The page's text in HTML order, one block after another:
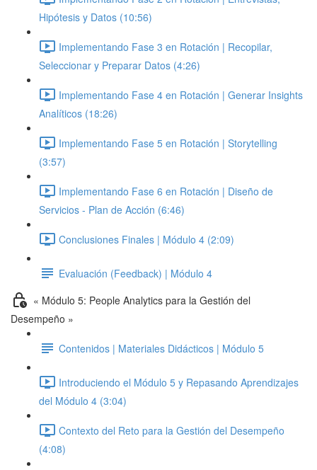
Hipótesis y Datos (10:56)
Implementando Fase 3 en Rotación | Recopilar,
Seleccionar y Preparar Datos (4:26)
Implementando Fase 4 en Rotación | Generar Insights
Analíticos (18:26)
Implementando Fase 5 en Rotación | Storytelling
(3:57)
Implementando Fase 6 en Rotación | Diseño de
Servicios - Plan de Acción (6:46)
Conclusiones Finales | Módulo 4 (2:09)
Evaluación (Feedback) | Módulo 4
« Módulo 5: People Analytics para la Gestión del
Desempeño »
Contenidos | Materiales Didácticos | Módulo 5
Introduciendo el Módulo 5 y Repasando Aprendizajes
del Módulo 4 (3:04)
Contexto del Reto para la Gestión del Desempeño
(4:08)